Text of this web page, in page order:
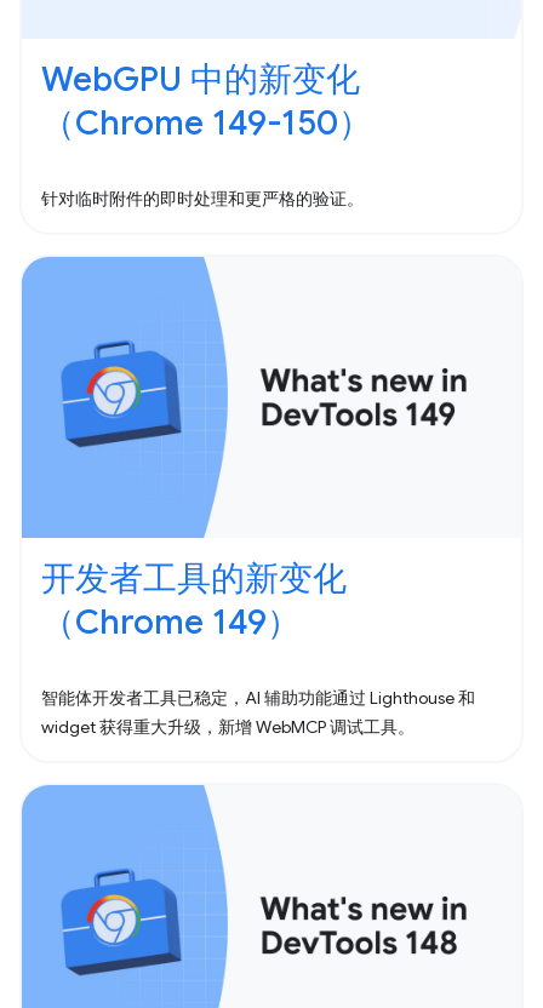
WebGPU 中的新变化
（Chrome 149-150）
针对临时附件的即时处理和更严格的验证。
开发者工具的新变化
（Chrome 149）
智能体开发者工具已稳定，AI 辅助功能通过 Lighthouse 和
widget 获得重大升级，新增 WebMCP 调试工具。